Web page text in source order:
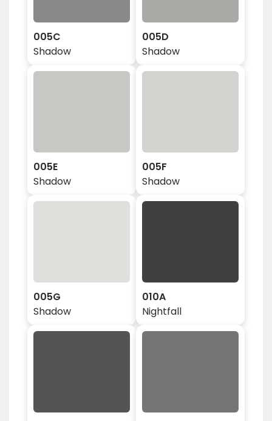
005C
Shadow
005D
Shadow
005E
Shadow
005F
Shadow
005G
Shadow
010A
Nightfall